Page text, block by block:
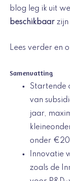
blog leg ik uit
beschikbaar zijn
Lees verder en
Samenvatting
Startende
van
jaar,
onder
Innovatie
zoals de